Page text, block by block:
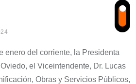
enero del corriente, la Presidenta
el Viceintendente, Dr. Lucas
Obras y Servicios Públicos,